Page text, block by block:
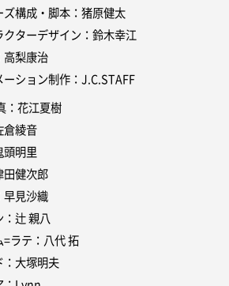
ズ構成・脚本：猪原健太
クターデザイン：鈴木幸江
高梨康治
ーション制作：J.C.STAFF
：花江夏樹
倉綾音
頭明里
田健次郎
早見沙織
：辻 親八
=ラテ：八代 拓
：大塚明夫